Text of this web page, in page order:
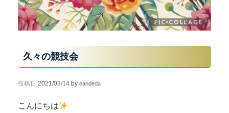
久々の競技会
投稿日 2021/03/14 by eandeda
こんにちは